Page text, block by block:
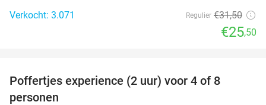
Verkocht: 3.071
Regulier €31,50
€25,50
Poffertjes experience (2 uur) voor 4 of 8
personen